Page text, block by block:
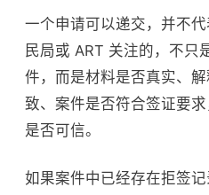
一个申请可以递交，并不
民局或 ART 关注的，不只
件，而是材料是否真实、
致、案件是否符合签证要
是否可信。
如果案件中已经存在拒签